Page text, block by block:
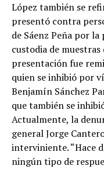
López también se
presentó contra
de Sáenz Peña por
custodia de
presentación fue
quien se inhibió por
Benjamín Sánchez
que también se
Actualmente, la
general Jorge
interviniente. “Hace
ningún tipo de